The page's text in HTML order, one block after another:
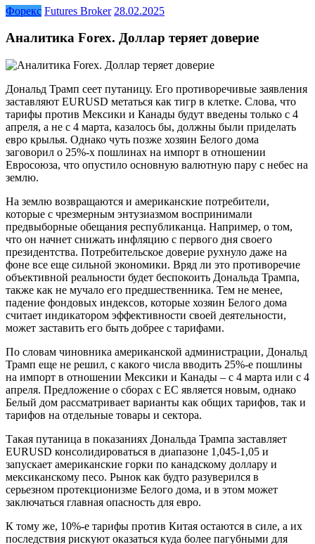
Форекс Futures Broker 28.02.2025
Аналитика Forex. Доллар теряет доверие
Дональд Трамп сеет путаницу. Его противоречивые заявления
заставляют EURUSD метаться как тигр в клетке. Слова, что
тарифы против Мексики и Канады будут введены только с 4
апреля, а не с 4 марта, казалось бы, должны были приделать
евро крылья. Однако чуть позже хозяин Белого дома
заговорил о 25%-х пошлинах на импорт в отношении
Евросоюза, что опустило основную валютную пару с небес на
землю.
На землю возвращаются и американские потребители,
которые с чрезмерным энтузиазмом воспринимали
предвыборные обещания республиканца. Например, о том,
что он начнет снижать инфляцию с первого дня своего
президентства. Потребительское доверие рухнуло даже на
фоне все еще сильной экономики. Вряд ли это противоречие
объективной реальности будет беспокоить Дональда Трампа,
также как не мучало его предшественника. Тем не менее,
падение фондовых индексов, которые хозяин Белого дома
считает индикатором эффективности своей деятельности,
может заставить его быть добрее с тарифами.
По словам чиновника американской администрации, Дональд
Трамп еще не решил, с какого числа вводить 25%-е пошлины
на импорт в отношении Мексики и Канады – с 4 марта или с 4
апреля. Предложение о сборах с ЕС является новым, однако
Белый дом рассматривает варианты как общих тарифов, так и
тарифов на отдельные товары и сектора.
Такая путаница в показаниях Дональда Трампа заставляет
EURUSD консолидироваться в диапазоне 1,045-1,05 и
запускает американские горки по канадскому доллару и
мексиканскому песо. Рынок как будто разуверился в
серьезном протекционизме Белого дома, и в этом может
заключаться главная опасность для евро.
К тому же, 10%-е тарифы против Китая остаются в силе, а их
последствия рискуют оказаться куда более пагубными для